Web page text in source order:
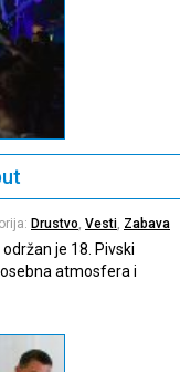
Drustvo, Vesti, Zabava
je 18. Pivski
atmosfera i